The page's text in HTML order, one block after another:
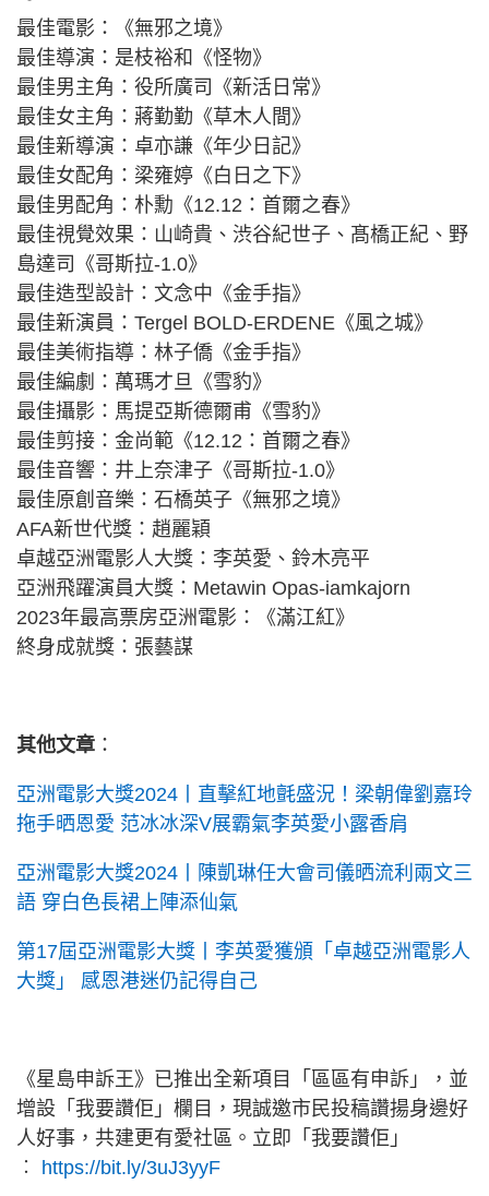
最佳電影：《無邪之境》
最佳導演：是枝裕和《怪物》
最佳男主角：役所廣司《新活日常》
最佳女主角：蔣勤勤《草木人間》
最佳新導演：卓亦謙《年少日記》
最佳女配角：梁雍婷《白日之下》
最佳男配角：朴勳《12.12：首爾之春》
最佳視覺效果：山崎貴、渋谷紀世子、髙橋正紀、野
島達司《哥斯拉-1.0》
最佳造型設計：文念中《金手指》
最佳新演員：Tergel BOLD-ERDENE《風之城》
最佳美術指導：林子僑《金手指》
最佳編劇：萬瑪才旦《雪豹》
最佳攝影：馬提亞斯德爾甫《雪豹》
最佳剪接：金尚範《12.12：首爾之春》
最佳音響：井上奈津子《哥斯拉-1.0》
最佳原創音樂：石橋英子《無邪之境》
AFA新世代獎：趙麗穎
卓越亞洲電影人大獎：李英愛、鈴木亮平
亞洲飛躍演員大獎：Metawin Opas-iamkajorn
2023年最高票房亞洲電影：《滿江紅》
終身成就獎：張藝謀
其他文章 ：
亞洲電影大獎2024丨直擊紅地氈盛況！梁朝偉劉嘉玲
拖手晒恩愛 范冰冰深V展霸氣李英愛小露香肩
亞洲電影大獎2024丨陳凱琳任大會司儀晒流利兩文三
語 穿白色長裙上陣添仙氣
第17屆亞洲電影大獎丨李英愛獲頒「卓越亞洲電影人
大獎」 感恩港迷仍記得自己
《星島申訴王》已推出全新項目「區區有申訴」，並
增設「我要讚佢」欄目，現誠邀市民投稿讚揚身邊好
人好事，共建更有愛社區。立即「我要讚佢」
︰ https://bit.ly/3uJ3yyF